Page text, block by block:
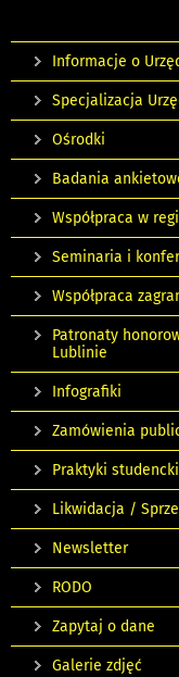
Informacje o
Specjalizacja
Ośrodki
Badania
Współpraca w
Seminaria i
Współpraca
Patronaty
Lublinie
Infografiki
Zamówienia
Praktyki
Likwidacja /
Newsletter
RODO
Zapytaj o dane
Galerie zdjęć